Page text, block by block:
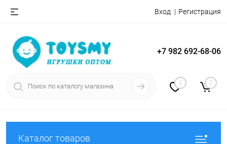
Вход Регистрация
+7 982 692-68-06
0 0
Каталог товаров